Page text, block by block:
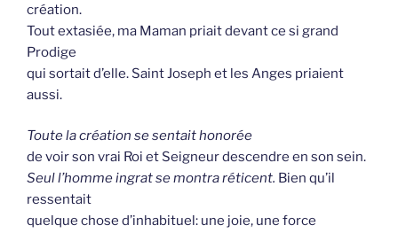
création.
Tout extasiée, ma Maman priait devant ce si grand
Prodige
qui sortait d’elle. Saint Joseph et les Anges priaient
aussi.
Toute la création se sentait honorée
de voir son vrai Roi et Seigneur descendre en son sein.
Seul l’homme ingrat se montra réticent. Bien qu’il
ressentait
quelque chose d’inhabituel: une joie, une force